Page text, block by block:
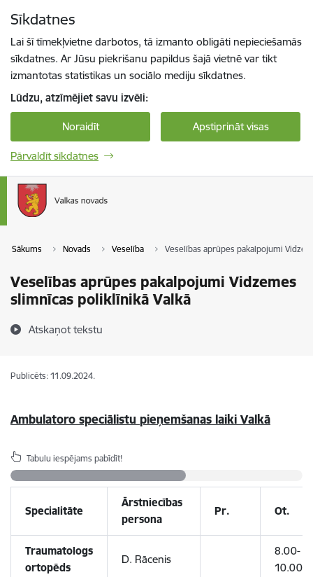
Sīkdatnes
Lai šī tīmekļvietne darbotos, tā izmanto obligāti nepieciešamās
sīkdatnes. Ar Jūsu piekrišanu papildus šajā vietnē var tikt
izmantotas statistikas un sociālo mediju sīkdatnes.
Lūdzu, atzīmējiet savu izvēli:
Noraidīt Apstiprināt visas
Pārvaldīt sīkdatnes
Sākums Novads Veselība Veselības aprūpes pakalpojumi
Veselības aprūpes pakalpojumi Vidzemes
slimnīcas poliklīnikā Valkā
Atskaņot tekstu
Publicēts: 11.09.2024.
Ambulatoro speciālistu pieņemšanas laiki Valkā
Tabulu iespējams pabīdīt!
Specialitāte
Ārstniecības
persona
Pr. Ot.
Traumatologs
ortopēds
D. Rācenis
8.00-
10.00